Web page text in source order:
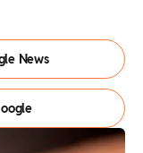
News